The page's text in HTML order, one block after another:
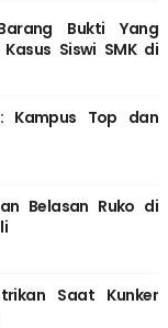
Bukti Yang
Siswi SMK di
Kampus Top dan
Belasan Ruko di
Saat Kunker